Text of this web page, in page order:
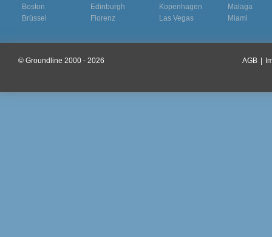
Boston
Brüssel
Edinburgh
Florenz
Kopenhagen
Las Vegas
Malaga
Miami
© Groundline 2000 - 2026 AGB